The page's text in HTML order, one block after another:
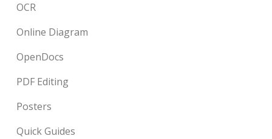
OCR
Online Diagram
OpenDocs
PDF Editing
Posters
Quick Guides